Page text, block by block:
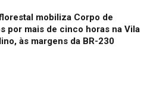
mobiliza Corpo de
por mais de cinco horas na Vila
às margens da BR-230